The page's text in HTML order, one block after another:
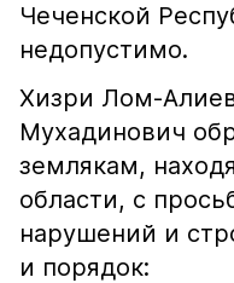
Чеченской
недопустимо.
Хизри Лом-
Мухадинович
землякам,
области, с
нарушений и
и порядок: